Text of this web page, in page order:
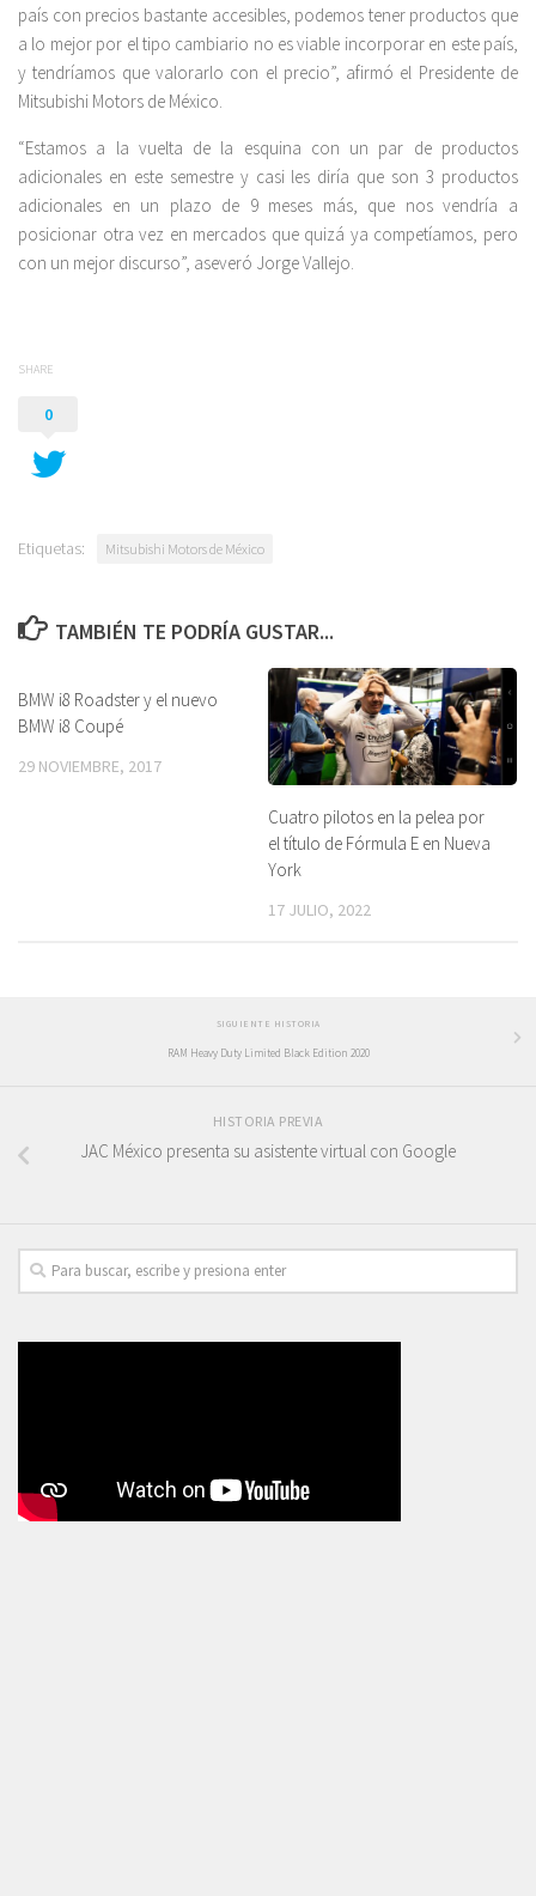
país con precios bastante accesibles, podemos tener productos que
a lo mejor por el tipo cambiario no es viable incorporar en este país,
y tendríamos que valorarlo con el precio”, afirmó el Presidente de
Mitsubishi Motors de México.
“Estamos a la vuelta de la esquina con un par de productos
adicionales en este semestre y casi les diría que son 3 productos
adicionales en un plazo de 9 meses más, que nos vendría a
posicionar otra vez en mercados que quizá ya competíamos, pero
con un mejor discurso”, aseveró Jorge Vallejo.
SHARE
0
Etiquetas: Mitsubishi Motors de México
TAMBIÉN TE PODRÍA GUSTAR...
BMW i8 Roadster y el nuevo
BMW i8 Coupé
29 NOVIEMBRE, 2017
Cuatro pilotos en la pelea por
el título de Fórmula E en Nueva
York
17 JULIO, 2022
SIGUIENTE HISTORIA
RAM Heavy Duty Limited Black Edition 2020
HISTORIA PREVIA
JAC México presenta su asistente virtual con Google